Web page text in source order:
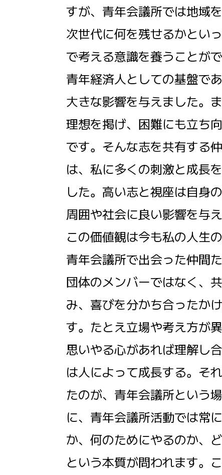
すが、青年会議所では地域
次世代に何を残せるかとい
で考える意識を養うことが
青年経済人としての基盤で
大きな影響を与えました。
理想を掲げ、困難にも立ち
です。そんな志を共有する
は、私に多くの刺激と成長
した。高い志と視座は自身
周囲や社会に良い影響を与
この価値観は今も私の人生
青年会議所で出会った仲間
団体のメンバーではなく、
み、喜びを分かち合ったか
す。たとえ立場や考え方が
思いやる心があれば理解し
は人によって成長する。そ
たのが、青年会議所という
に、青年会議所活動では常
か、何のためにやるのか、
という本質が問われます。